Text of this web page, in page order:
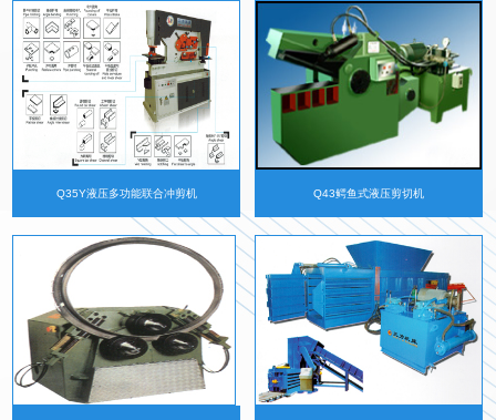
Q35Y液压多功能联合冲剪机 Q43鳄鱼式液压剪切机